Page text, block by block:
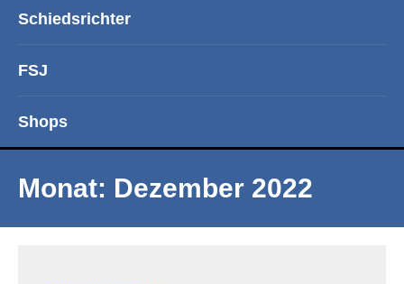
Schiedsrichter
FSJ
Shops
Monat: Dezember 2022